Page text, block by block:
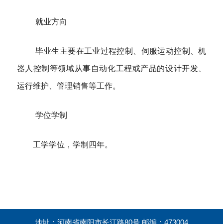
就业方向
毕业生主要在工业过程控制、伺服运动控制、机
器人控制等领域从事自动化工程或产品的设计开发、
运行维护、管理销售等工作。
学位学制
工学学位，学制四年。
地址：河南省南阳市长江路80号 邮编：473004